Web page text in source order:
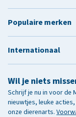
Wil je niets
Schrijf je nu in voor de
nieuwtjes, leuke
onze dierenarts.
Populaire merken
Internationaal